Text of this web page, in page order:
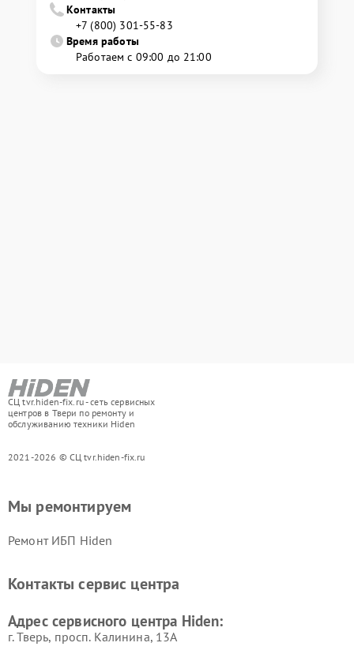
Контакты
+7 (800) 301-55-83
Время работы
Работаем с 09:00 до 21:00
СЦ tvr.hiden-fix.ru - сеть сервисных
центров в Твери по ремонту и
обслуживанию техники Hiden
2021-2026 © СЦ tvr.hiden-fix.ru
Мы ремонтируем
Ремонт ИБП Hiden
Контакты сервис центра
Адрес сервисного центра Hiden:
г. Тверь, просп. Калинина, 13А